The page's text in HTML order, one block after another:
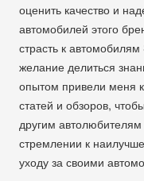
оценить качество и
автомобилей этого
страсть к
желание делиться
опытом привели меня
статей и обзоров,
другим автолюбителям
стремлении к
уходу за своими